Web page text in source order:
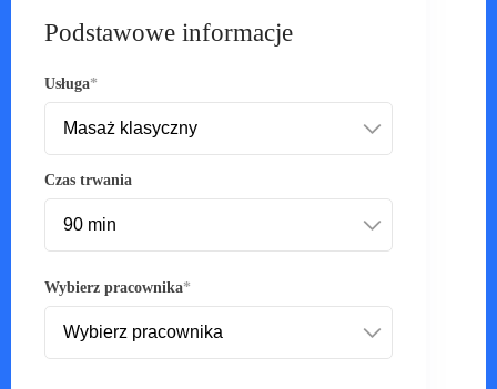
Podstawowe informacje
Usługa
Czas trwania
Wybierz pracownika